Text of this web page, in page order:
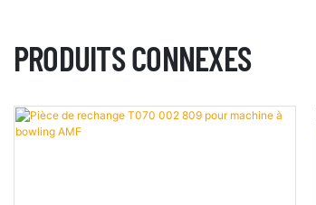
PRODUITS CONNEXES